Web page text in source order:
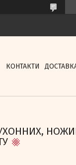
КОНТАКТИ